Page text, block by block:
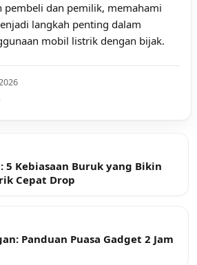
pembeli dan pemilik, memahami
langkah penting dalam
mobil listrik dengan bijak.
5 Kebiasaan Buruk yang Bikin
Cepat Drop
Panduan Puasa Gadget 2 Jam